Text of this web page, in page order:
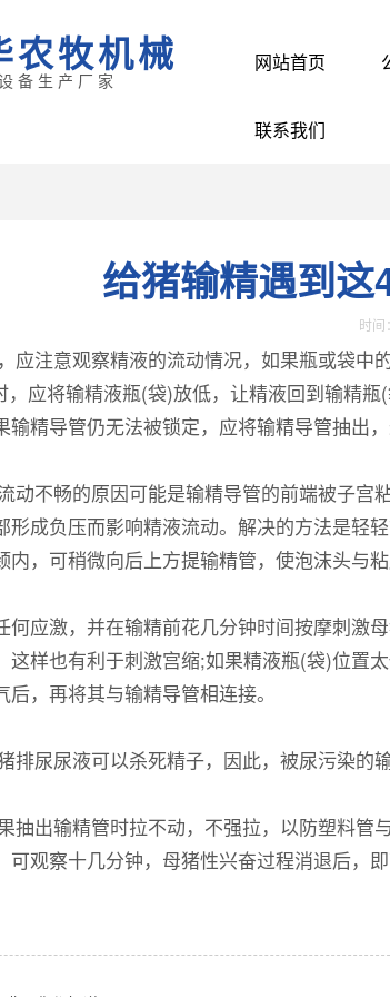
农牧机械
备生产厂家
网站首页
联系我们
给猪输精遇到这
时
应注意观察精液的流动情况，如果瓶或袋
应将输精液瓶(袋)放低，让精液回到输精
精导管仍无法被锁定，应将输精导管抽出
不畅的原因可能是输精导管的前端被子宫
成负压而影响精液流动。解决的方法是轻
内，可稍微向后上方提输精管，使泡沫头与
激，并在输精前花几分钟时间按摩刺激
这样也有利于刺激宫缩;如果精液瓶(袋)位置
，再将其与输精导管相连接。
尿尿液可以杀死精子，因此，被尿污染的输
出输精管时拉不动，不强拉，以防塑料管
可观察十几分钟，母猪性兴奋过程消退后，